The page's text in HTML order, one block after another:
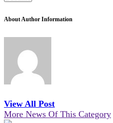
About Author Information
View All Post
More News Of This Category